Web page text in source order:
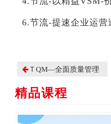
6.节流-提速企业运营
ＴQM—全面质量管理
精品课程